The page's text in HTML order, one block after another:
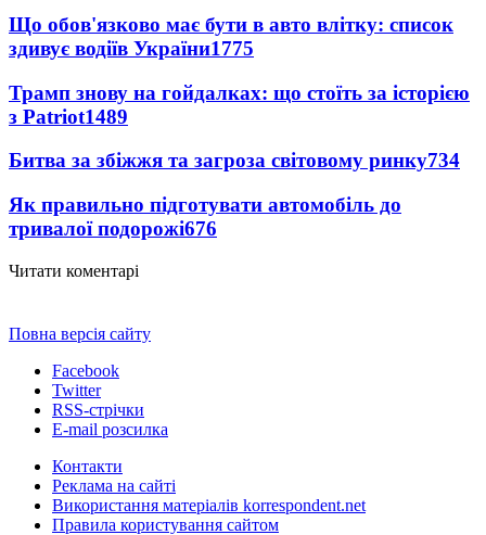
Що обов'язково має бути в авто влітку: список
здивує водіїв України1775
Трамп знову на гойдалках: що стоїть за історією
з Patriot1489
Битва за збіжжя та загроза світовому ринку734
Як правильно підготувати автомобіль до
тривалої подорожі676
Читати коментарі
Повна версія сайту
Facebook
Twitter
RSS-стрічки
E-mail розсилка
Контакти
Реклама на сайті
Використання матеріалів korrespondent.net
Правила користування сайтом